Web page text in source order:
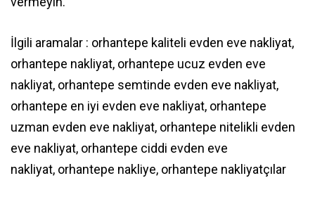
İlgili aramalar : orhantepe kaliteli evden eve nakliyat,
orhantepe nakliyat, orhantepe ucuz evden eve
nakliyat, orhantepe semtinde evden eve nakliyat,
orhantepe en iyi evden eve nakliyat, orhantepe
uzman evden eve nakliyat, orhantepe nitelikli evden
eve nakliyat, orhantepe ciddi evden eve
nakliyat, orhantepe nakliye, orhantepe nakliyatçılar